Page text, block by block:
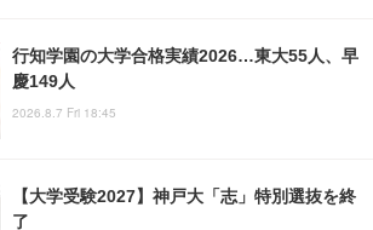
行知学園の大学合格実績2026…東大55人、早
慶149人
2026.8.7 Fri 18:45
【大学受験2027】神戸大「志」特別選抜を終
了